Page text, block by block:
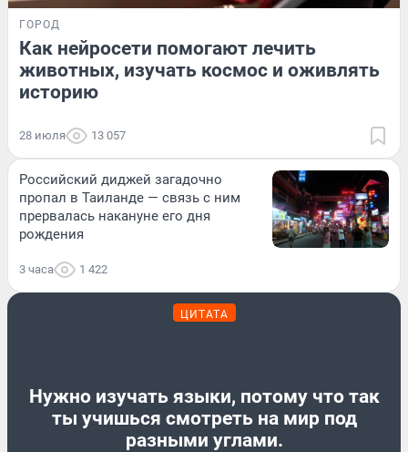
ГОРОД
Как нейросети помогают лечить
животных, изучать космос и оживлять
историю
28 июля 13 057
Российский диджей загадочно
пропал в Таиланде — связь с ним
прервалась накануне его дня
рождения
3 часа 1 422
ЦИТАТА
Нужно изучать языки, потому что так
ты учишься смотреть на мир под
разными углами.